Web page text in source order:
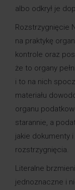
albo odkrył je
Rozstrzygnięcie
na praktykę
kontrole oraz
że to organy
i to na nich
materiału
organu
starannie, a
jakie dokumenty
rozstrzygnięcia.
Literalne
jednoznaczne i